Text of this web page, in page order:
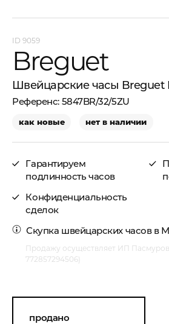
9059
Breguet
Швейцарские часы Breguet
5847BR/32/5ZU
как новые нет в наличии
Гарантируем
подлинность часов
Конфиденциальность
сделок
Скупка швейцарских часов в
Продажу осуществляет ИП
772857294506)
продано